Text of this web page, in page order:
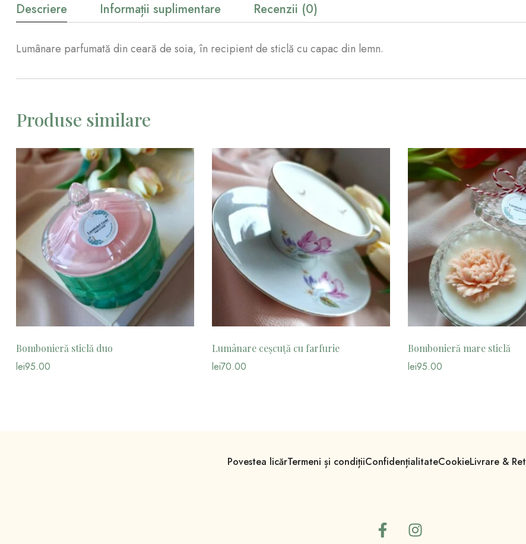
Descriere Informații suplimentare Recenzii (0)
Lumânare parfumată din ceară de soia, în recipient de sticlă cu capac din lemn.
Produse similare
Bombonieră sticlă duo
lei95.00
Lumânare ceșcuță cu farfurie
lei70.00
Bombonieră mare sticlă
lei95.00
Povestea licărTermeni și condițiiConfidențialitateCookieLivrare &